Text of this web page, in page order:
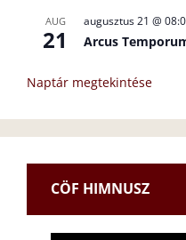
AUG
21
augusztus 21 @
Arcus
Naptár megtekintése
CÖF HIMNUSZ